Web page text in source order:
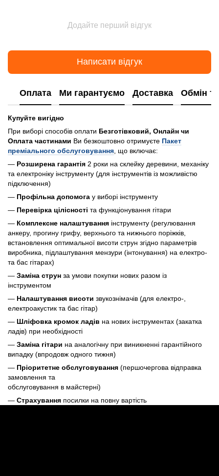
Додайте перший відгук
Написати відгук
Оплата Ми гарантуємо Доставка Обмін
Купуйте вигідно
При виборі способів оплати Безготівковий, Онлайн чи
Оплата частинами Ви безкоштовно отримуєте Пакет
преміального обслуговування , що включає:
— Розширена гарантія 2 роки на склейку деревини, механіку
та електроніку інструменту (для інструментів із можливістю
підключення)
— Профільна допомога у виборі інструменту
— Перевірка цілісності та функціонування гітари
— Комплексне налаштування інструменту (регулювання
анкеру, прогину грифу, верхнього та нижнього поріжків,
встановлення оптимальної висоти струн згідно параметрів
виробника, підлаштування мензури (інтонування) на електро-
та бас гітарах)
— Заміна струн за умови покупки нових разом із
інструментом
— Налаштування висоти звукознімачів (для електро-,
електроакустик та бас гітар)
— Шліфовка кромок ладів на нових інструментах (закатка
ладів) при необхідності
— Заміна гітари на аналогічну при виникненні гарантійного
випадку (впродовж одного тижня)
— Пріоритетне обслуговування (першочергова відправка
замовлення та
обслуговування в майстерні)
— Страхування посилки на повну вартість